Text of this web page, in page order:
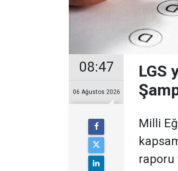
08:47
06 Ağustos 2026
LGS
Milli
raporu